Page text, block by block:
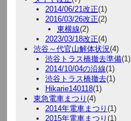
2014/06/21改正(1)
2016/03/26改正(2)
東横線(2)
2023/03/18改正(4)
渋谷～代官山解体状況(4)
渋谷トラス橋撤去準備(1)
2014/10/04の沿線(1)
渋谷トラス橋撤去(1)
Hikarie140118(1)
東急電車まつり (4)
2014年電車まつり (1)
2015年電車まつり (1)